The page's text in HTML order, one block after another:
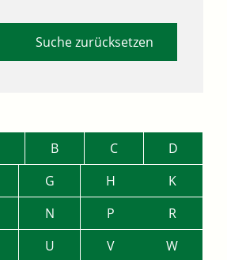
Suche zurücksetzen
B C
D
G H
K
N P
R
U V
W